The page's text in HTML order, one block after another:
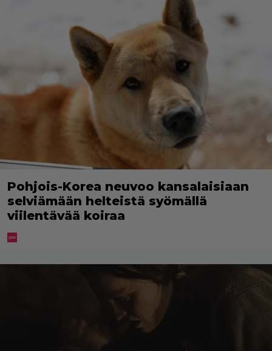
Pohjois-Korea neuvoo kansalaisiaan
selviämään helteistä syömällä
viilentävää koiraa